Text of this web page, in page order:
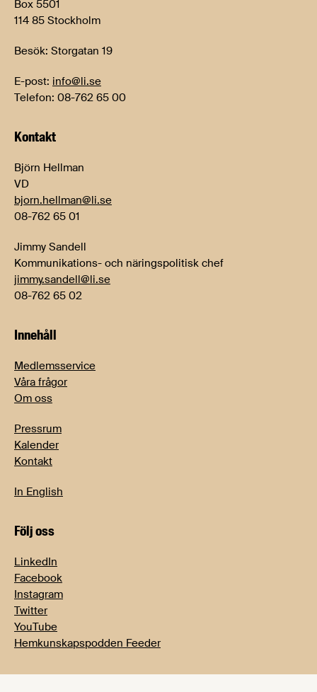
Box 5501
114 85 Stockholm
Besök: Storgatan 19
E-post: info@li.se
Telefon: 08-762 65 00
Kontakt
Björn Hellman
VD
bjorn.hellman@li.se
08-762 65 01
Jimmy Sandell
Kommunikations- och näringspolitisk chef
jimmy.sandell@li.se
08-762 65 02
Innehåll
Medlemsservice
Våra frågor
Om oss
Pressrum
Kalender
Kontakt
In English
Följ oss
LinkedIn
Facebook
Instagram
Twitter
YouTube
Hemkunskapspodden Feeder